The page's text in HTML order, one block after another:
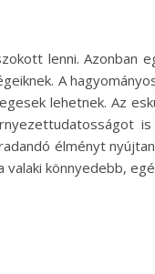
lenni. Azonban
A
lehetnek. Az
élményt
valaki könnyedebb,